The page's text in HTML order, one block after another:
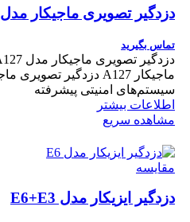
دزدگیر تصویری ماجیکار مدل a127
تماس بگیرید
سیستم‌های امنیتی پیشرفته
اطلاعات بیشتر
مشاهده سریع
مقایسه
دزدگیر ایزیکار مدل E6+E3